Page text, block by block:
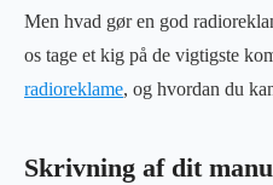
Men hvad gør en god
os tage et kig på de vigtigste
radioreklame, og hvordan du
Skrivning af dit